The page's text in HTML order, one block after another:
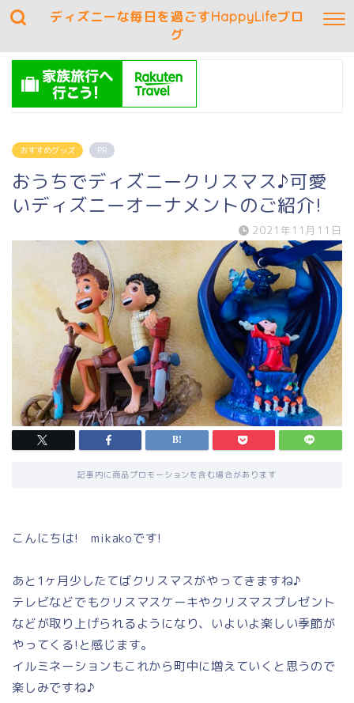
ディズニーな毎日を過ごすHappyLifeブロ
グ
おすすめグッズ PR
おうちでディズニークリスマス♪可愛
いディズニーオーナメントのご紹介!
2021年11月11日
記事内に商品プロモーションを含む場合があります
こんにちは! mikakoです!
あと1ヶ月少したてばクリスマスがやってきますね♪
テレビなどでもクリスマスケーキやクリスマスプレゼント
などが取り上げられるようになり、いよいよ楽しい季節が
やってくる!と感じます。
イルミネーションもこれから町中に増えていくと思うので
楽しみですね♪